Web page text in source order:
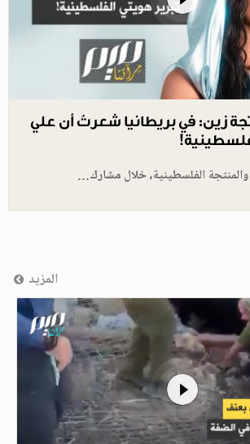
زين: في بريطانيا شعرتُ أن علي
الفلسطينية، خلال مشارك…
المزيد